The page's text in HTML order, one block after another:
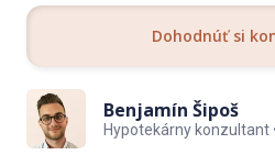
Dohodnúť si
Benjamín Šipoš
Hypotekárny konzultant